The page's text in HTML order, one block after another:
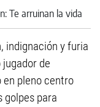
indignación y furia
de
pleno centro
golpes para